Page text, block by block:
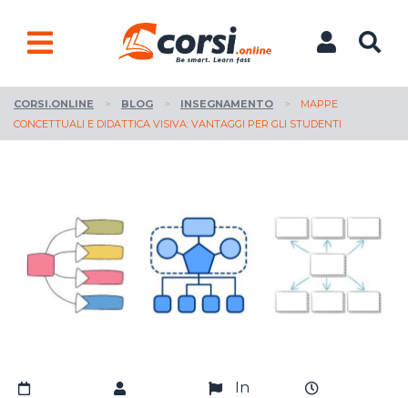
CORSI.ONLINE > BLOG > INSEGNAMENTO >
MAPPE
CONCETTUALI E DIDATTICA VISIVA: VANTAGGI PER GLI STUDENTI
In